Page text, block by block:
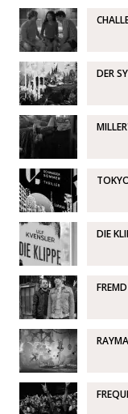
DER
DIE